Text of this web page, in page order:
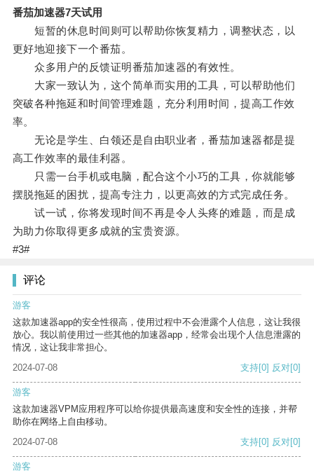
番茄加速器7天试用
短暂的休息时间则可以帮助你恢复精力，调整状态，以
更好地迎接下一个番茄。
众多用户的反馈证明番茄加速器的有效性。
大家一致认为，这个简单而实用的工具，可以帮助他们
突破各种拖延和时间管理难题，充分利用时间，提高工作效
率。
无论是学生、白领还是自由职业者，番茄加速器都是提
高工作效率的最佳利器。
只需一台手机或电脑，配合这个小巧的工具，你就能够
摆脱拖延的困扰，提高专注力，以更高效的方式完成任务。
试一试，你将发现时间不再是令人头疼的难题，而是成
为助力你取得更多成就的宝贵资源。
#3#
评论
游客
这款加速器app的安全性很高，使用过程中不会泄露个人信息，这让我很
放心。我以前使用过一些其他的加速器app，经常会出现个人信息泄露的
情况，这让我非常担心。
2024-07-08
支持[0] 反对[0]
游客
这款加速器VPM应用程序可以给你提供最高速度和安全性的连接，并帮
助你在网络上自由移动。
2024-07-08
支持[0] 反对[0]
游客